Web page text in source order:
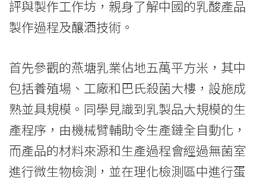
Education
Hong
Kong
Baptist
University
評與製作工作坊，親身了解中國的乳酸產品
製作過程及釀酒技術。
首先參觀的燕塘乳業佔地五萬平方米，其中
包括養殖場、工廠和巴氏殺菌大樓，設施成
熟並具規模。同學見識到乳製品大規模的生
產程序，由機械臂輔助令生產鏈全自動化，
而產品的材料來源和生產過程會經過無菌室
進行微生物檢測，並在理化檢測區中進行蛋